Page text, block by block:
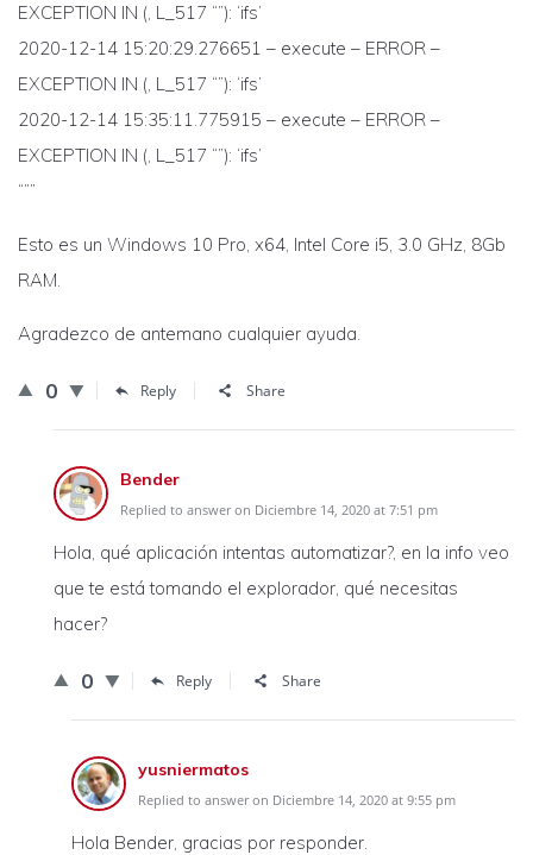
EXCEPTION IN (, L_517 “”): ‘ifs’
2020-12-14 15:20:29.276651 – execute – ERROR –
EXCEPTION IN (, L_517 “”): ‘ifs’
2020-12-14 15:35:11.775915 – execute – ERROR –
EXCEPTION IN (, L_517 “”): ‘ifs’
“””
Esto es un Windows 10 Pro, x64, Intel Core i5, 3.0 GHz, 8Gb
RAM.
Agradezco de antemano cualquier ayuda.
0 Reply Share
Bender
Replied to answer on Diciembre 14, 2020 at 7:51 pm
Hola, qué aplicación intentas automatizar?, en la info veo
que te está tomando el explorador, qué necesitas
hacer?
0 Reply Share
yusniermatos
Replied to answer on Diciembre 14, 2020 at 9:55 pm
Hola Bender, gracias por responder.